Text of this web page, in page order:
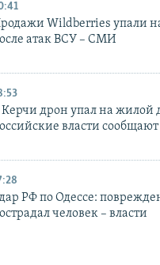
Wildberries упали
атак ВСУ – СМИ
Керчи дрон упал на жилой
власти
РФ по Одессе:
человек – власти